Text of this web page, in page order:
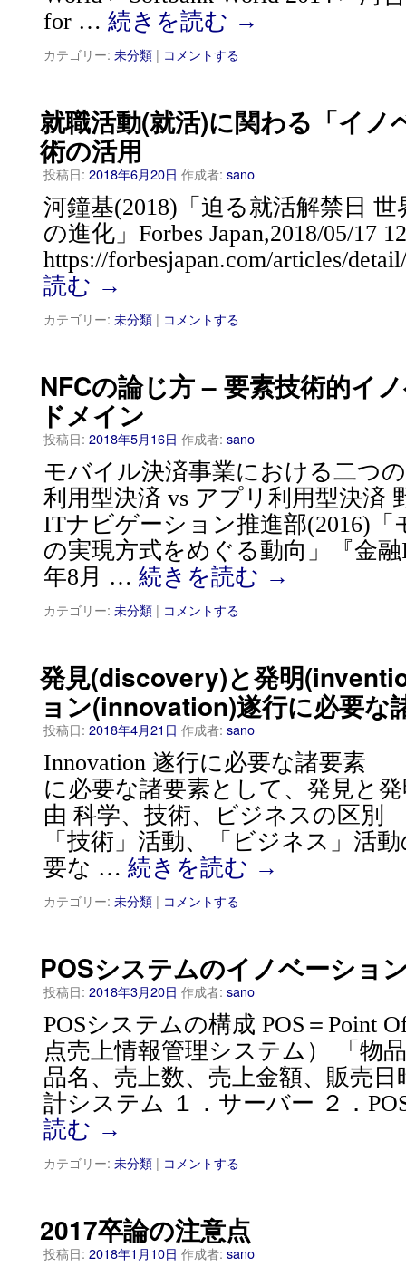
for … 続きを読む →
カテゴリー: 未分類 | コメントする
就職活動(就活)に関わる「イノ
術の活用
投稿日: 2018年6月20日 作成者: sano
河鐘基(2018)「迫る就活解禁日
の進化」Forbes Japan,2018/05/17
https://forbesjapan.com/articles/
読む →
カテゴリー: 未分類 | コメントする
NFCの論じ方 – 要素技術的イ
ドメイン
投稿日: 2018年5月16日 作成者: sano
モバイル決済事業における二つ
利用型決済 vs アプリ利用型決済
ITナビゲーション推進部(2016)
の実現方式をめぐる動向」『金
年8月 … 続きを読む →
カテゴリー: 未分類 | コメントする
発見(discovery)と発明
ョン(innovation)遂行に必要な
投稿日: 2018年4月21日 作成者: sano
Innovation 遂行に必要な諸要素
に必要な諸要素として、発見と
由 科学、技術、ビジネスの区別
「技術」活動、「ビジネス」活
要な … 続きを読む →
カテゴリー: 未分類 | コメントする
POSシステムのイノベーショ
投稿日: 2018年3月20日 作成者: sano
POSシステムの構成 POS＝Point
点売上情報管理システム） 「物
品名、売上数、売上金額、販売
計システム １．サーバー ２．
読む →
カテゴリー: 未分類 | コメントする
2017卒論の注意点
投稿日: 2018年1月10日 作成者: sano